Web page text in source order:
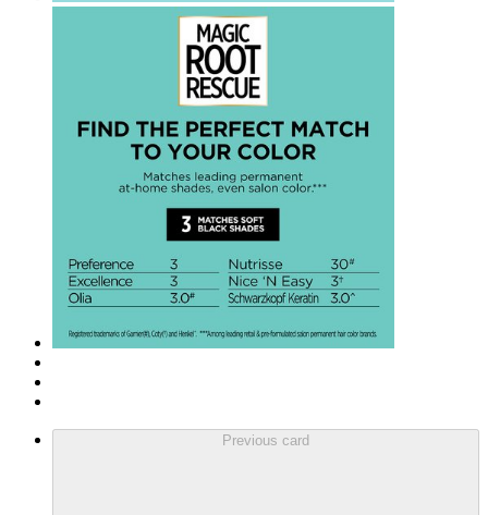
Previous card